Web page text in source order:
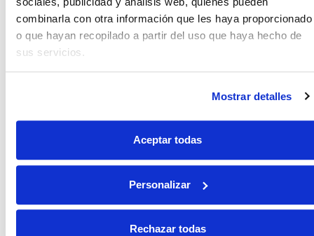
combinarla con otra información que les haya proporcionado
o que hayan recopilado a partir del uso que haya hecho de
sus servicios.
Mostrar detalles
Aceptar todas
Personalizar
Rechazar todas
Ben dice: 22 septiembre 2009 a las 20:53
Gracias Ben, me alegro que te guste.